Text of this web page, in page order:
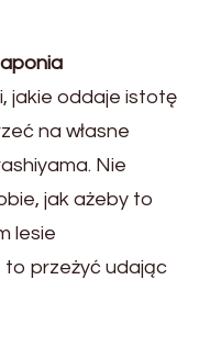
jakie oddaje istotę
na własne
Nie
jak ażeby to
lesie
to przeżyć udając